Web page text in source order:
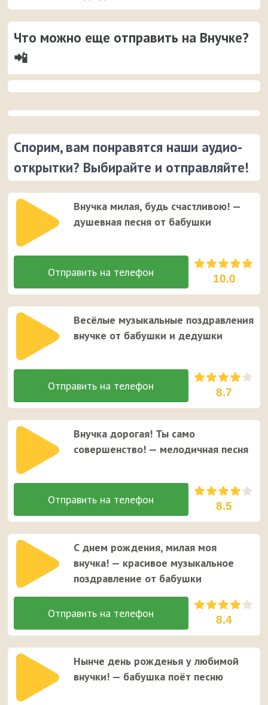
Что можно еще отправить на Внучке?
📲
Спорим, вам понравятся наши аудио-
открытки? Выбирайте и отправляйте!
Внучка милая, будь счастливою! —
душевная песня от бабушки
10.0
Весёлые музыкальные поздравления
внучке от бабушки и дедушки
8.7
Внучка дорогая! Ты само
совершенство! — мелодичная песня
8.5
С днем рождения, милая моя
внучка! — красивое музыкальное
поздравление от бабушки
8.4
Нынче день рожденья у любимой
внучки! — бабушка поёт песню